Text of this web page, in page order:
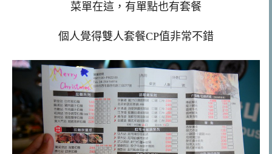
菜單在這，有單點也有套餐
個人覺得雙人套餐CP值非常不錯